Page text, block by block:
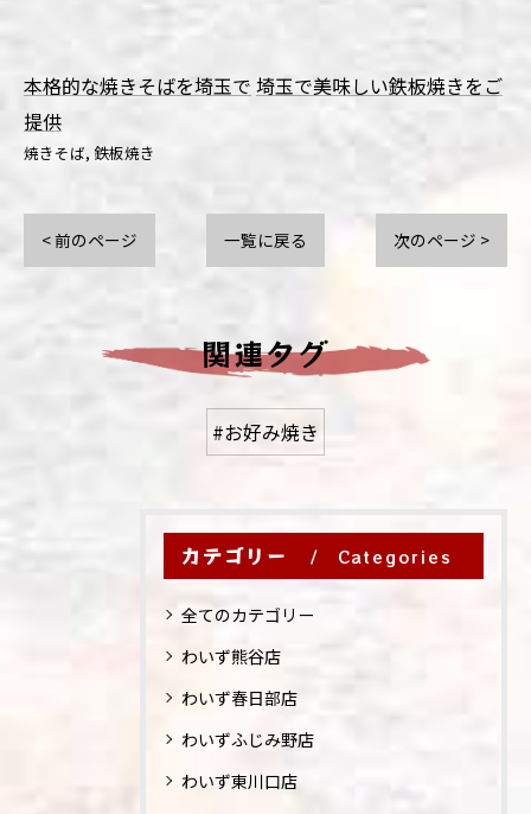
本格的な焼きそばを埼玉で 埼玉で美味しい鉄板焼きをご
提供
焼きそば 鉄板焼き
< 前のページ 一覧に戻る 次のページ >
関連タグ
#お好み焼き
カテゴリー Categories
全てのカテゴリー
わいず熊谷店
わいず春日部店
わいずふじみ野店
わいず東川口店